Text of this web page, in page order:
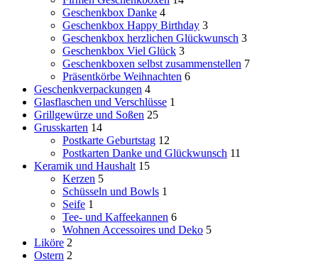
Geschenkbox Danke 4
Geschenkbox Happy Birthday 3
Geschenkbox herzlichen Glückwunsch 3
Geschenkbox Viel Glück 3
Geschenkboxen selbst zusammenstellen 7
Präsentkörbe Weihnachten 6
Geschenkverpackungen 4
Glasflaschen und Verschlüsse 1
Grillgewürze und Soßen 25
Grusskarten 14
Postkarte Geburtstag 12
Postkarten Danke und Glückwunsch 11
Keramik und Haushalt 15
Kerzen 5
Schüsseln und Bowls 1
Seife 1
Tee- und Kaffeekannen 6
Wohnen Accessoires und Deko 5
Liköre 2
Ostern 2